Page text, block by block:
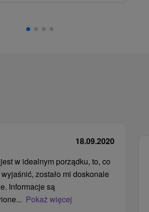
18.09.2020
w idealnym porządku, to, co
wyjaśnić, zostało mi doskonale
Informacje są
Pokaż więcej